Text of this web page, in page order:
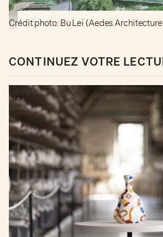
Crédit photo: Bu Lei (Aedes
CONTINUEZ VOTRE